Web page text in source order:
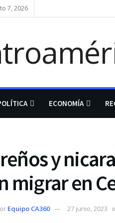
7, 2026
ECONOMÍA
y
migrar en
Equipo CA360 27 junio, 2023